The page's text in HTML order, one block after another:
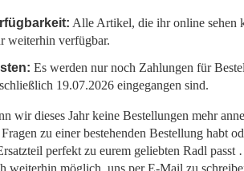
Alle Artikel, die ihr online sehen
weiterhin verfügbar.
Es werden nur noch Zahlungen für
19.07.2026 eingegangen sind.
wir dieses Jahr keine Bestellungen mehr
zu einer bestehenden Bestellung habt
perfekt zu eurem geliebten Radl passt
weiterhin möglich, uns per E-Mail zu
wieder fit zu bekommen.
auf den gemeinsamen Start in die neue